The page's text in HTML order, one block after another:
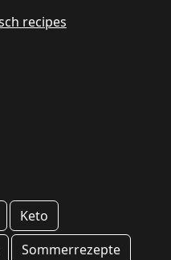
recipes
Keto
Sommerrezepte